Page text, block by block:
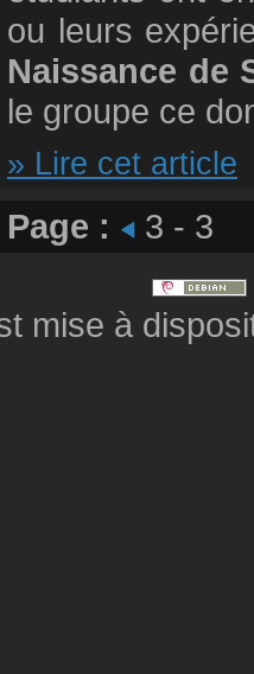
ou leurs
Naissance de
le groupe ce
» Lire cet article
Page : 3 - 3
mise à